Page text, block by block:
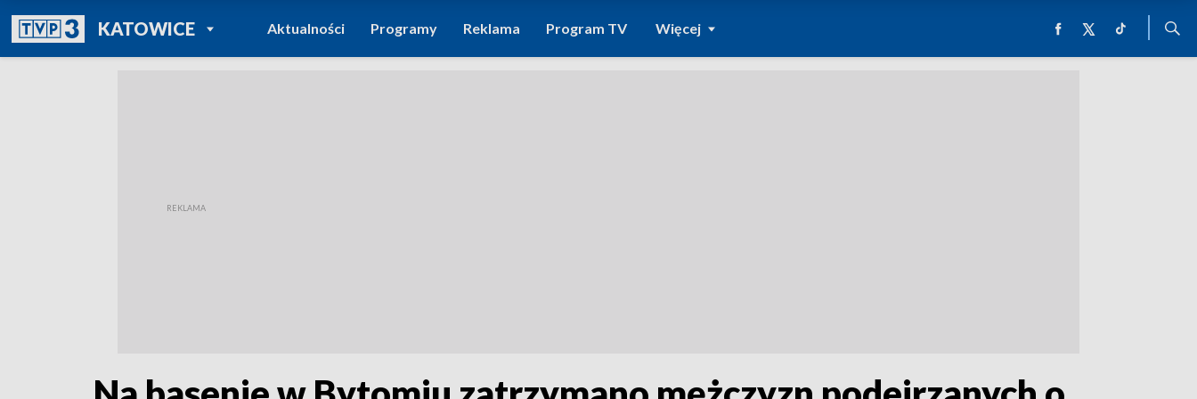
KATOWICEPOWRÓT DO
TVP REGIONY
Aktualności Programy Reklama Program TV Więcej